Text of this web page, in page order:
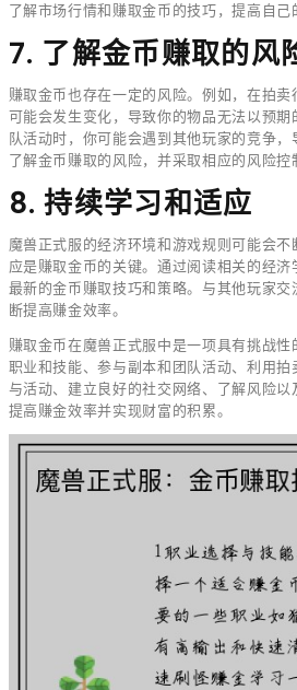
了解市场行情和赚取金币的技巧，提高自己
7. 了解金币赚取的风
赚取金币也存在一定的风险。例如，在拍
可能会发生变化，导致你的物品无法以预
队活动时，你可能会遇到其他玩家的竞争，
了解金币赚取的风险，并采取相应的风险控
8. 持续学习和适应
魔兽正式服的经济环境和游戏规则可能会
应是赚取金币的关键。通过阅读相关的经
最新的金币赚取技巧和策略。与其他玩家
断提高赚金效率。
赚取金币在魔兽正式服中是一项具有挑战
职业和技能、参与副本和团队活动、利用
与活动、建立良好的社交网络、了解风险
提高赚金效率并实现财富的积累。